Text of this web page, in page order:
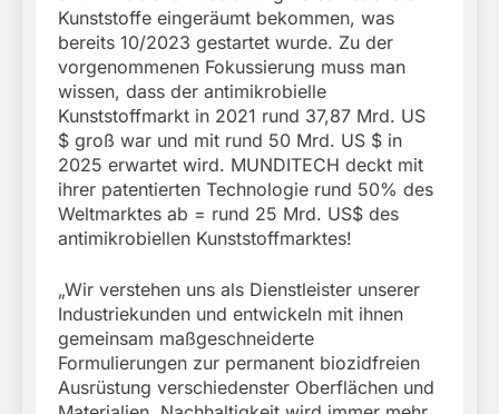
Kunststoffe eingeräumt bekommen, was
bereits 10/2023 gestartet wurde. Zu der
vorgenommenen Fokussierung muss man
wissen, dass der antimikrobielle
Kunststoffmarkt in 2021 rund 37,87 Mrd. US
$ groß war und mit rund 50 Mrd. US $ in
2025 erwartet wird. MUNDITECH deckt mit
ihrer patentierten Technologie rund 50% des
Weltmarktes ab = rund 25 Mrd. US$ des
antimikrobiellen Kunststoffmarktes!
„Wir verstehen uns als Dienstleister unserer
Industriekunden und entwickeln mit ihnen
gemeinsam maßgeschneiderte
Formulierungen zur permanent biozidfreien
Ausrüstung verschiedenster Oberflächen und